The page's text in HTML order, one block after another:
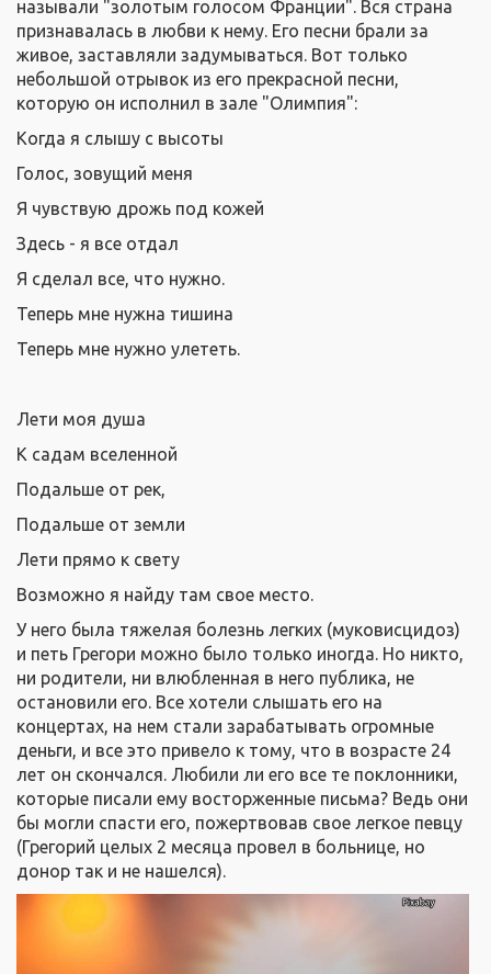
называли "золотым голосом Франции". Вся страна
признавалась в любви к нему. Его песни брали за
живое, заставляли задумываться. Вот только
небольшой отрывок из его прекрасной песни,
которую он исполнил в зале "Олимпия":
Когда я слышу с высоты
Голос, зовущий меня
Я чувствую дрожь под кожей
Здесь - я все отдал
Я сделал все, что нужно.
Теперь мне нужна тишина
Теперь мне нужно улететь.
Лети моя душа
К садам вселенной
Подальше от рек,
Подальше от земли
Лети прямо к свету
Возможно я найду там свое место.
У него была тяжелая болезнь легких (муковисцидоз)
и петь Грегори можно было только иногда. Но никто,
ни родители, ни влюбленная в него публика, не
остановили его. Все хотели слышать его на
концертах, на нем стали зарабатывать огромные
деньги, и все это привело к тому, что в возрасте 24
лет он скончался. Любили ли его все те поклонники,
которые писали ему восторженные письма? Ведь они
бы могли спасти его, пожертвовав свое легкое певцу
(Грегорий целых 2 месяца провел в больнице, но
донор так и не нашелся).